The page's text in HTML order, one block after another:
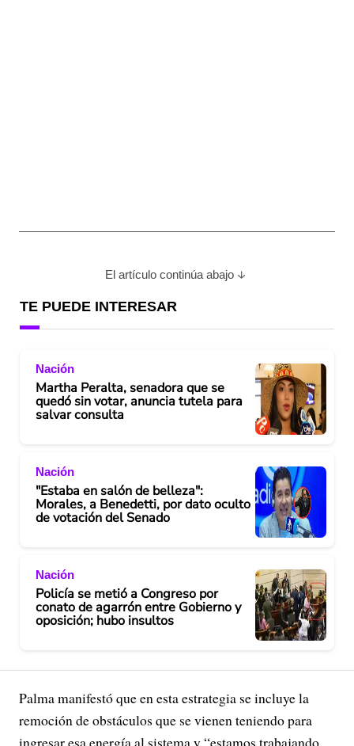
El artículo continúa abajo
TE PUEDE INTERESAR
Nación
Martha Peralta, senadora que se
quedó sin votar, anuncia tutela para
salvar consulta
Nación
"Estaba en salón de belleza":
Morales, a Benedetti, por dato oculto
de votación del Senado
Nación
Policía se metió a Congreso por
conato de agarrón entre Gobierno y
oposición; hubo insultos
Palma manifestó que en esta estrategia se incluye la
remoción de obstáculos que se vienen teniendo para
ingresar esa energía al sistema y “estamos trabajando